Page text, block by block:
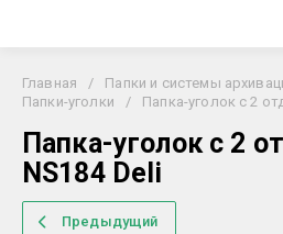
Главная / Папки и системы
Папки-уголки
/ Папка-уголок с 2
Папка-уголок с 2
NS184 Deli
Предыдущий